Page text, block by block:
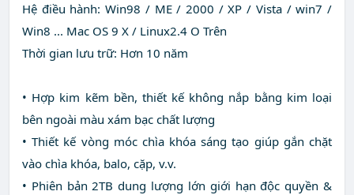
Hệ điều hành: Win98 / ME / 2000 / XP / Vista / win7 /
Win8 ... Mac OS 9 X / Linux2.4 O Trên
Thời gian lưu trữ: Hơn 10 năm
• Hợp kim kẽm bền, thiết kế không nắp bằng kim loại
bên ngoài màu xám bạc chất lượng
• Thiết kế vòng móc chìa khóa sáng tạo giúp gắn chặt
vào chìa khóa, balo, cặp, v.v.
• Phiên bản 2TB dung lượng lớn giới hạn độc quyền &